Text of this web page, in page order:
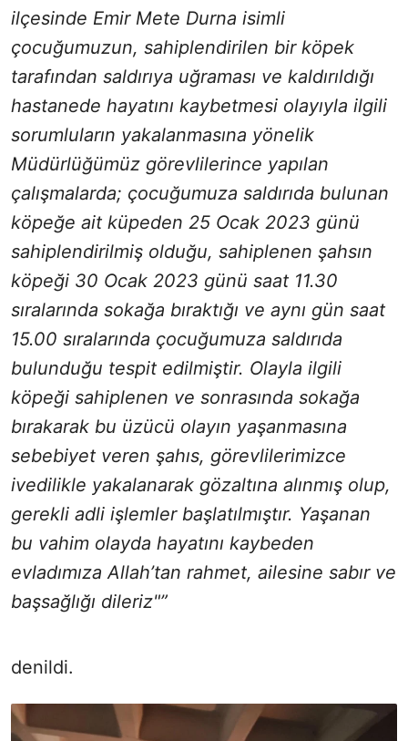
ilçesinde Emir Mete Durna isimli
çocuğumuzun, sahiplendirilen bir köpek
tarafından saldırıya uğraması ve kaldırıldığı
hastanede hayatını kaybetmesi olayıyla ilgili
sorumluların yakalanmasına yönelik
Müdürlüğümüz görevlilerince yapılan
çalışmalarda; çocuğumuza saldırıda bulunan
köpeğe ait küpeden 25 Ocak 2023 günü
sahiplendirilmiş olduğu, sahiplenen şahsın
köpeği 30 Ocak 2023 günü saat 11.30
sıralarında sokağa bıraktığı ve aynı gün saat
15.00 sıralarında çocuğumuza saldırıda
bulunduğu tespit edilmiştir. Olayla ilgili
köpeği sahiplenen ve sonrasında sokağa
bırakarak bu üzücü olayın yaşanmasına
sebebiyet veren şahıs, görevlilerimizce
ivedilikle yakalanarak gözaltına alınmış olup,
gerekli adli işlemler başlatılmıştır. Yaşanan
bu vahim olayda hayatını kaybeden
evladımıza Allah’tan rahmet, ailesine sabır ve
başsağlığı dileriz"”
denildi.